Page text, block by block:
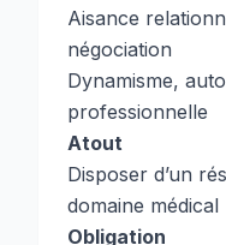
Aisance
négociation
Dynamisme,
professionnelle
Atout
Disposer d’un
domaine médical
Obligation